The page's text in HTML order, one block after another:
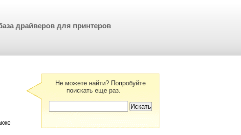
драйверов для принтеров
Не можете найти? Попробуйте
поискать еще раз.